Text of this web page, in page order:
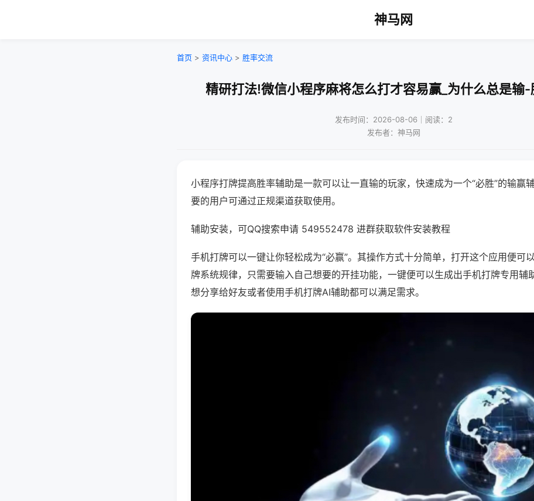
神马网
首页 > 资讯中心 > 胜率交流
精研打法!微信小程序麻将怎么打才容易赢_为什么总是输-
发布时间：2026-08-06｜阅读：2
发布者：神马网
小程序打牌提高胜率辅助是一款可以让一直输的玩家，快速成为一个“必胜”的输赢
要的用户可通过正规渠道获取使用。
辅助安装，可QQ搜索申请 549552478 进群获取软件安装教程
手机打牌可以一键让你轻松成为“必赢”。其操作方式十分简单，打开这个应用便可
牌系统规律，只需要输入自己想要的开挂功能，一键便可以生成出手机打牌专用辅
想分享给好友或者使用手机打牌AI辅助都可以满足需求。